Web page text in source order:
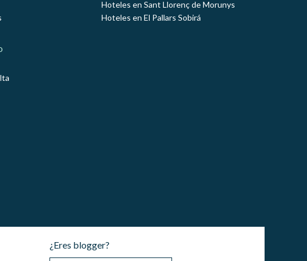
Hoteles en Sant Llorenç de Morunys
Hoteles en El Pallars Sobirá
¿Eres blogger?